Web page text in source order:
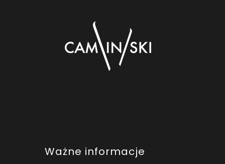
Ważne informacje